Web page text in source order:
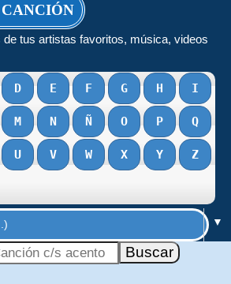
de tus artistas favoritos, música, videos
D E F G H I
M N Ñ O P Q
U V W X Y Z
▼